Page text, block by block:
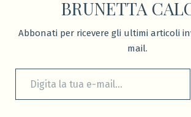
BRUNETTA
Abbonati per ricevere gli ultimi articoli
mail.
Digita la tua e-mail...